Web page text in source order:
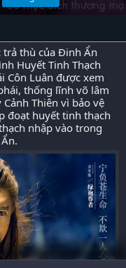
trả thù của Đinh Ẩn
Huyết Tinh Thạch
Côn Luân được xem
thống lĩnh võ lâm
Thiên vì bảo vệ
đoạt huyết tinh thạch
nhập vào trong